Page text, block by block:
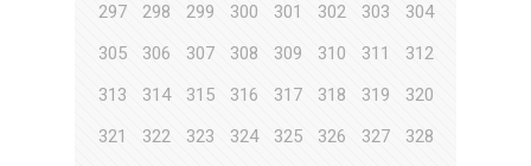
297
298 299 300 301 302 303
304
305
306 307 308 309 310 311
312
313
314 315 316 317 318 319
320
321
322 323 324 325 326 327
328